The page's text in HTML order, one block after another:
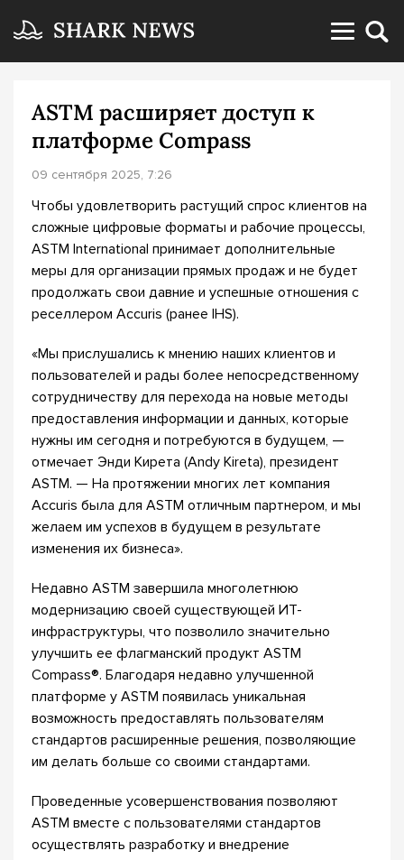
ASTM расширяет доступ к
платформе Compass
09 сентября 2025, 7:26
Чтобы удовлетворить растущий спрос клиентов на
сложные цифровые форматы и рабочие процессы,
ASTM International принимает дополнительные
меры для организации прямых продаж и не будет
продолжать свои давние и успешные отношения с
реселлером Accuris (ранее IHS).
«Мы прислушались к мнению наших клиентов и
пользователей и рады более непосредственному
сотрудничеству для перехода на новые методы
предоставления информации и данных, которые
нужны им сегодня и потребуются в будущем, —
отмечает Энди Кирета (Andy Kireta), президент
ASTM. — На протяжении многих лет компания
Accuris была для ASTM отличным партнером, и мы
желаем им успехов в будущем в результате
изменения их бизнеса».
Недавно ASTM завершила многолетнюю
модернизацию своей существующей ИТ-
инфраструктуры, что позволило значительно
улучшить ее флагманский продукт ASTM
Compass®. Благодаря недавно улучшенной
платформе у ASTM появилась уникальная
возможность предоставлять пользователям
стандартов расширенные решения, позволяющие
им делать больше со своими стандартами.
Проведенные усовершенствования позволяют
ASTM вместе с пользователями стандартов
осуществлять разработку и внедрение